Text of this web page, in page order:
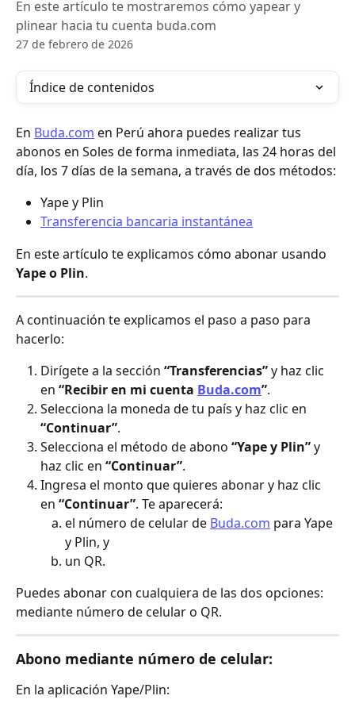
En este artículo te mostraremos cómo yapear y
plinear hacia tu cuenta buda.com
27 de febrero de 2026
Índice de contenidos
En Buda.com en Perú ahora puedes realizar tus
abonos en Soles de forma inmediata, las 24 horas del
día, los 7 días de la semana, a través de dos métodos:
Yape y Plin
Transferencia bancaria instantánea
En este artículo te explicamos cómo abonar usando
Yape o Plin.
A continuación te explicamos el paso a paso para
hacerlo:
Dirígete a la sección “Transferencias” y haz clic
en “Recibir en mi cuenta Buda.com”.
Selecciona la moneda de tu país y haz clic en
“Continuar”.
Selecciona el método de abono “Yape y Plin” y
haz clic en “Continuar”.
Ingresa el monto que quieres abonar y haz clic
en “Continuar”. Te aparecerá:
el número de celular de Buda.com para Yape
y Plin, y
un QR.
Puedes abonar con cualquiera de las dos opciones:
mediante número de celular o QR.
Abono mediante número de celular:
En la aplicación Yape/Plin: